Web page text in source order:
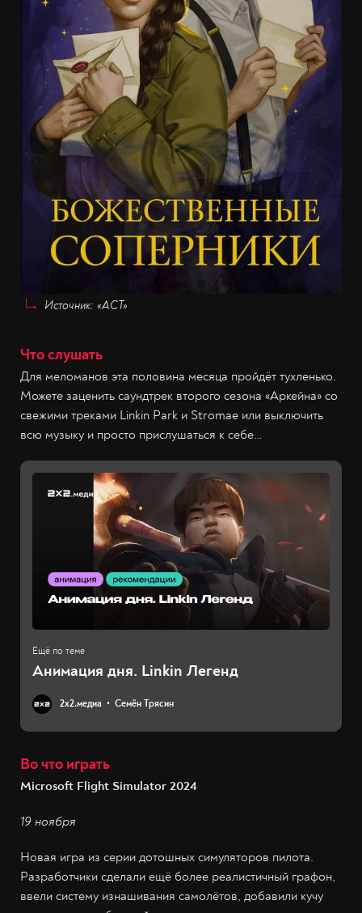
Источник: «АСТ»
Что слушать
Для меломанов эта половина месяца пройдёт тухленько.
Можете заценить саундтрек второго сезона «Аркейна» со
свежими треками Linkin Park и Stromae или выключить
всю музыку и просто прислушаться к себе…
Анимация дня. Linkin Легенд
2х2.медиа Семён Трясин
Во что играть
Microsoft Flight Simulator 2024
19 ноября
Новая игра из серии дотошных симуляторов пилота.
Разработчики сделали ещё более реалистичный графон,
ввели систему изнашивания самолётов, добавили кучу